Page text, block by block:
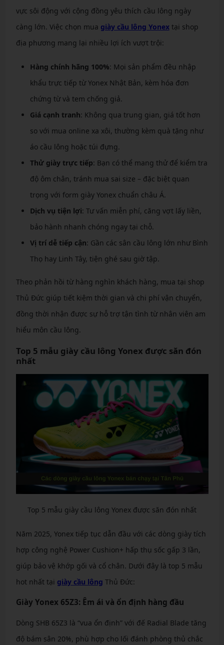
vực sôi động với cộng đồng yêu thích cầu lông ngày
càng lớn. Việc chọn mua giày cầu lông Yonextại shop
địa phương mang lại nhiều lợi ích vượt trội:
Hàng chính hãng 100%: Mọi sản phẩm đều nhập
khẩu trực tiếp từ Yonex Nhật Bản, kèm hóa đơn
chứng từ và tem chống giả.
Giá cạnh tranh: Không qua trung gian, giá tốt hơn
so với mua online xa xôi, thường kèm quà tặng như
áo cầu lông hoặc túi đựng.
Thử giày trực tiếp: Bạn có thể mang thử để kiểm tra
độ ôm chân, tránh mua sai size – đặc biệt quan
trọng với form giày Yonex chuẩn châu Á.
Dịch vụ tiện lợi: Tư vấn miễn phí, căng vợt lấy liền,
bảo hành nhanh chóng ngay tại chỗ.
Vị trí dễ tiếp cận: Gần các sân cầu lông lớn như Bình
Thọ hay Linh Tây, tiện ghé sau giờ tập.
Theo phản hồi từ hàng nghìn khách hàng, mua tại shop
Thủ Đức giúp tiết kiệm thời gian và chi phí vận chuyển,
đồng thời nhận được sự hỗ trợ tận tình từ nhân viên am
hiểu môn cầu lông.
Top 5 mẫu giày cầu lông Yonex được săn đón
nhất
Top 5 mẫu giày cầu lông Yonex được săn đón nhất
Năm 2025, Yonex tiếp tục dẫn đầu với các dòng giày tích
hợp công nghệ Power Cushion+ hấp thụ sốc gấp 3 lần,
giúp bảo vệ khớp gối và cổ chân. Dưới đây là top 5 mẫu
hot nhất tại giày cầu lông Thủ Đức:
Giày Yonex 65Z3: Êm ái và ổn định hàng đầu
Dòng SHB 65Z3 là “vua ổn định” với đế Radial Blade tăng
độ bám sân 20%, phù hợp cho lối đánh phòng thủ chắc